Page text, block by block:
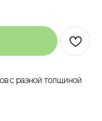
с разной толщиной